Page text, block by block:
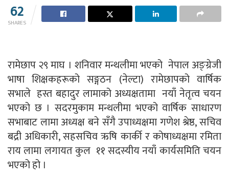
62
SHARES
रामेछाप २९ माघ । शनिवार मन्थलीमा भएको नेपाल अङ्ग्रेजी
भाषा शिक्षकहरूको सङ्गठन (नेल्टा) रामेछापको वार्षिक
सभाले हस्त बहादुर लामाको अध्यक्षतामा नयाँ नेतृत्व चयन
भएको छ । सदरमुकाम मन्थलीमा भएको वार्षिक साधारण
सभाबाट लामा अध्यक्ष बने सँगै उपाध्यक्षमा गणेश श्रेष्ठ, सचिव
बद्री अधिकारी, सहसचिव ऋषि कार्की र कोषाध्यक्षमा रमिता
राय लामा लगायत कुल ११ सदस्यीय नयाँ कार्यसमिति चयन
भएको हो ।